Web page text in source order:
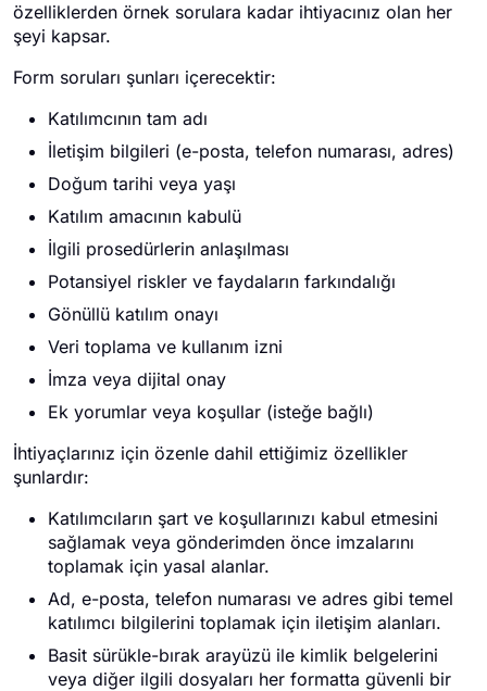
özelliklerden örnek sorulara kadar ihtiyacınız olan her
şeyi kapsar.
Form soruları şunları içerecektir:
Katılımcının tam adı
İletişim bilgileri (e-posta, telefon numarası, adres)
Doğum tarihi veya yaşı
Katılım amacının kabulü
İlgili prosedürlerin anlaşılması
Potansiyel riskler ve faydaların farkındalığı
Gönüllü katılım onayı
Veri toplama ve kullanım izni
İmza veya dijital onay
Ek yorumlar veya koşullar (isteğe bağlı)
İhtiyaçlarınız için özenle dahil ettiğimiz özellikler
şunlardır:
Katılımcıların şart ve koşullarınızı kabul etmesini
sağlamak veya gönderimden önce imzalarını
toplamak için yasal alanlar.
Ad, e-posta, telefon numarası ve adres gibi temel
katılımcı bilgilerini toplamak için iletişim alanları.
Basit sürükle-bırak arayüzü ile kimlik belgelerini
veya diğer ilgili dosyaları her formatta güvenli bir